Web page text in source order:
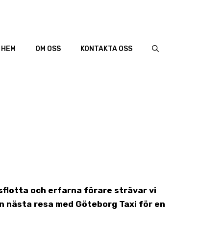
HEM OM OSS KONTAKTA OSS
och erfarna förare strävar vi
resa med Göteborg Taxi för en